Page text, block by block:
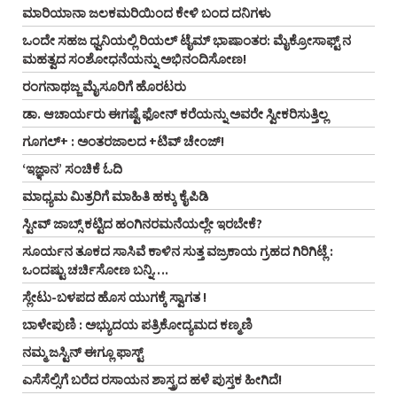
ಮಾರಿಯಾನಾ ಜಲಕಮರಿಯಿಂದ ಕೇಳಿ ಬಂದ ದನಿಗಳು
ಒಂದೇ ಸಹಜ ಧ್ವನಿಯಲ್ಲಿ ರಿಯಲ್‌ ಟೈಮ್‌ ಭಾಷಾಂತರ: ಮೈಕ್ರೋಸಾಫ್ಟ್‌ ನ
ಮಹತ್ವದ ಸಂಶೋಧನೆಯನ್ನು ಅಭಿನಂದಿಸೋಣ!
ರಂಗನಾಥಜ್ಜ ಮೈಸೂರಿಗೆ ಹೊರಟರು
ಡಾ. ಆಚಾರ್ಯರು ಈಗಷ್ಟೆ ಫೋನ್ ಕರೆಯನ್ನು ಅವರೇ ಸ್ವೀಕರಿಸುತ್ತಿಲ್ಲ
ಗೂಗಲ್+ : ಅಂತರಜಾಲದ +ಟಿವ್ ಚೇಂಜ್!
‘ಇಜ್ಞಾನ’ ಸಂಚಿಕೆ ಓದಿ
ಮಾಧ್ಯಮ ಮಿತ್ರರಿಗೆ ಮಾಹಿತಿ ಹಕ್ಕು ಕೈಪಿಡಿ
ಸ್ಟೀವ್‌ ಜಾಬ್ಸ್‌ ಕಟ್ಟಿದ ಹಂಗಿನರಮನೆಯಲ್ಲೇ ಇರಬೇಕೆ?
ಸೂರ್ಯನ ತೂಕದ ಸಾಸಿವೆ ಕಾಳಿನ ಸುತ್ತ ವಜ್ರಕಾಯ ಗ್ರಹದ ಗಿರಿಗಿಟ್ಲೆ :
ಒಂದಷ್ಟು ಚರ್ಚಿಸೋಣ ಬನ್ನಿ….
ಸ್ಲೇಟು-ಬಳಪದ ಹೊಸ ಯುಗಕ್ಕೆ ಸ್ವಾಗತ !
ಬಾಳೇಪುಣಿ : ಅಭ್ಯುದಯ ಪತ್ರಿಕೋದ್ಯಮದ ಕಣ್ಮಣಿ
ನಮ್ಮ ಜಸ್ಟಿನ್ ಈಗ್ಲೂ ಫಾಸ್ಟ್
ಎಸೆಸೆಲ್ಸಿಗೆ ಬರೆದ ರಸಾಯನ ಶಾಸ್ತ್ರದ ಹಳೆ ಪುಸ್ತಕ ಹೀಗಿದೆ!